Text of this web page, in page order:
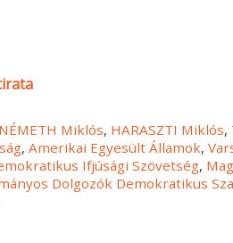
NÉMETH Miklós, HARASZTI Miklós,
,Amerikai Egyesült Államok,
Ifjúsági Szövetség,
Dolgozók Demokratikus